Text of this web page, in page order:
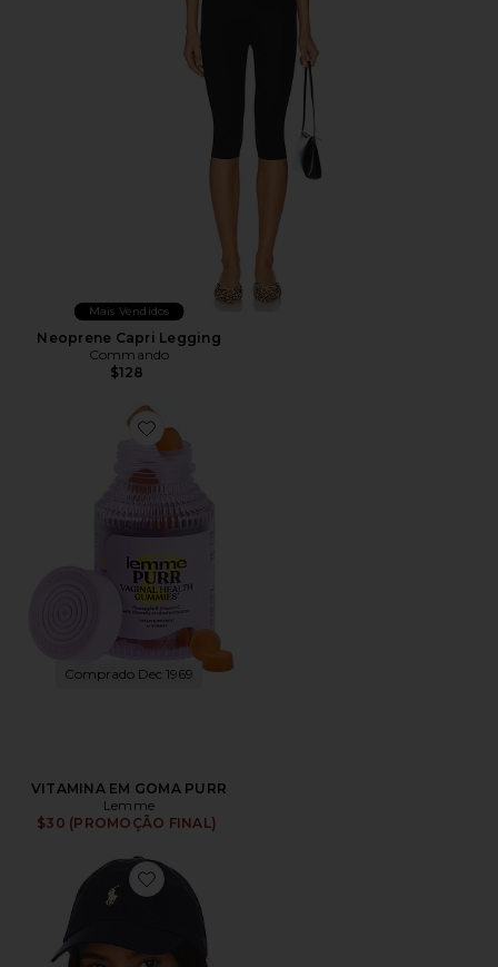
Mais Vendidos
Neoprene Capri Legging
Commando
$128
Favorite VITAMINA EM GOMA PURR
Comprado Dec 1969
VITAMINA EM GOMA PURR
Lemme
$30 (PROMOÇÃO FINAL)
Favorite Chino Cap